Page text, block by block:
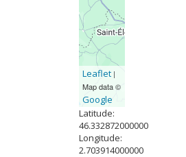
Leaflet|
Map data ©
Google
Latitude:
46.332872000000
Longitude:
2.703914000000